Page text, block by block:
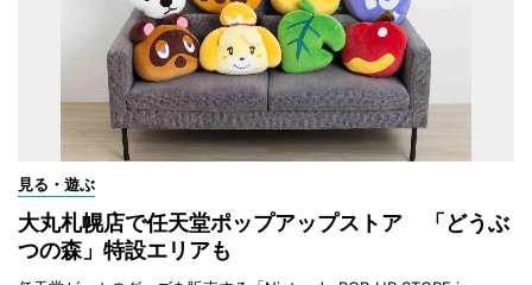
見る・遊ぶ
大丸札幌店で任天堂ポップアップストア 「どうぶ
つの森」特設エリアも